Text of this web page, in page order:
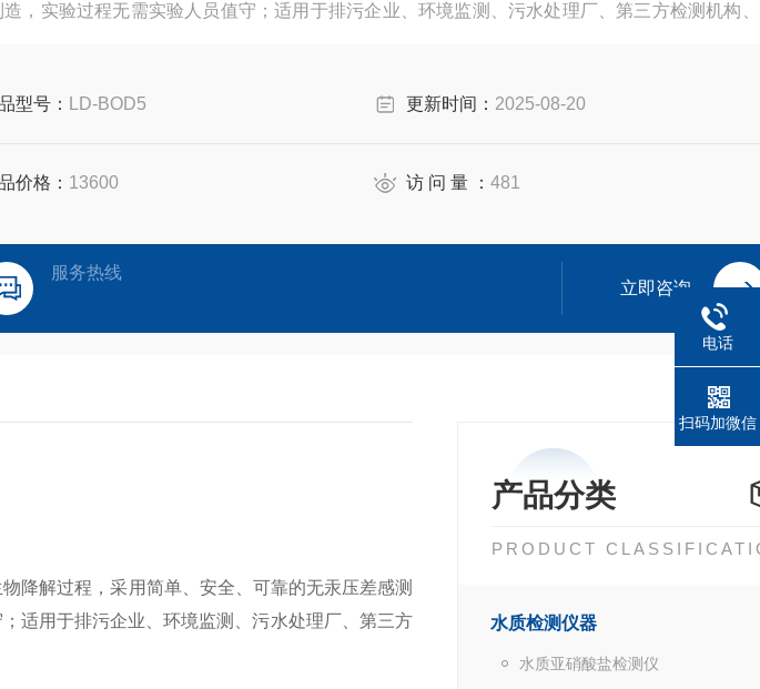
造，实验过程无需实验人员值守；适用于排污企业、环境监测、污水处理厂、第三方检测机构
型号： LD-BOD5 更新时间： 2025-08-20
价格： 13600 访 问 量 ：481
服务热线
立即咨询
产品分类
PRODUCT
水质检测仪器
水质亚硝酸盐检测仪
降解过程，采用简单、安全、可靠的无汞压差感测
适用于排污企业、环境监测、污水处理厂、第三方
电话
扫码加微信